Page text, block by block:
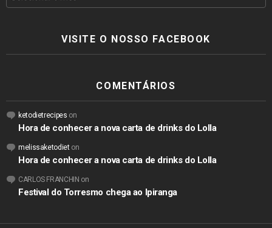
VISITE O NOSSO FACEBOOK
COMENTÁRIOS
ketodietrecipes on
Hora de conhecer a nova carta de drinks do Lolla
melissaketodieton
Hora de conhecer a nova carta de drinks do Lolla
CARLOS FRANCHIN on
Festival do Torresmo chega ao Ipiranga